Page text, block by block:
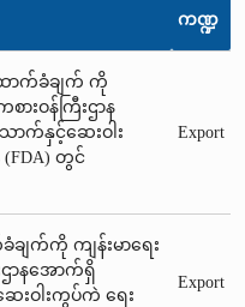
ကဏ္ဍ
ောက်ခံချက် ကို
စားဝန်ကြီးဌာန
က်နှင့်ဆေးဝါး
(FDA) တွင်
Export
ျက်ကို ကျန်းမာရေး
ဌာနအောက်ရှိ
းဝါးကွပ်ကဲ ရေး
Export